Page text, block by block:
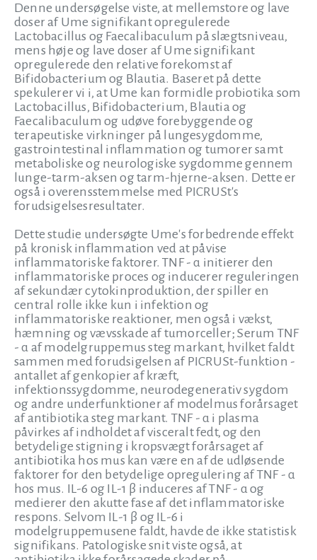
Denne undersøgelse viste, at mellemstore og lave
doser af Ume signifikant opregulerede
Lactobacillus og Faecalibaculum på slægtsniveau,
mens høje og lave doser af Ume signifikant
opregulerede den relative forekomst af
Bifidobacterium og Blautia. Baseret på dette
spekulerer vi i, at Ume kan formidle probiotika som
Lactobacillus, Bifidobacterium, Blautia og
Faecalibaculum og udøve forebyggende og
terapeutiske virkninger på lungesygdomme,
gastrointestinal inflammation og tumorer samt
metaboliske og neurologiske sygdomme gennem
lunge-tarm-aksen og tarm-hjerne-aksen. Dette er
også i overensstemmelse med PICRUSt's
forudsigelsesresultater.
Dette studie undersøgte Ume's forbedrende effekt
på kronisk inflammation ved at påvise
inflammatoriske faktorer. TNF - α initierer den
inflammatoriske proces og inducerer reguleringen
af sekundær cytokinproduktion, der spiller en
central rolle ikke kun i infektion og
inflammatoriske reaktioner, men også i vækst,
hæmning og vævsskade af tumorceller; Serum TNF
- α af modelgruppemus steg markant, hvilket faldt
sammen med forudsigelsen af PICRUSt-funktion -
antallet af genkopier af kræft,
infektionssygdomme, neurodegenerativ sygdom
og andre underfunktioner af modelmus forårsaget
af antibiotika steg markant. TNF - α i plasma
påvirkes af indholdet af visceralt fedt, og den
betydelige stigning i kropsvægt forårsaget af
antibiotika hos mus kan være en af de udløsende
faktorer for den betydelige opregulering af TNF - α
hos mus. IL-6 og IL-1 β induceres af TNF - α og
medierer den akutte fase af det inflammatoriske
respons. Selvom IL-1 β og IL-6 i
modelgruppemusene faldt, havde de ikke statistisk
signifikans. Patologiske snit viste også, at